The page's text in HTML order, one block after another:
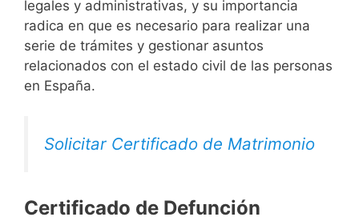
legales y administrativas, y su importancia
radica en que es necesario para realizar una
serie de trámites y gestionar asuntos
relacionados con el estado civil de las personas
en España.
Solicitar Certificado de Matrimonio
Certificado de Defunción